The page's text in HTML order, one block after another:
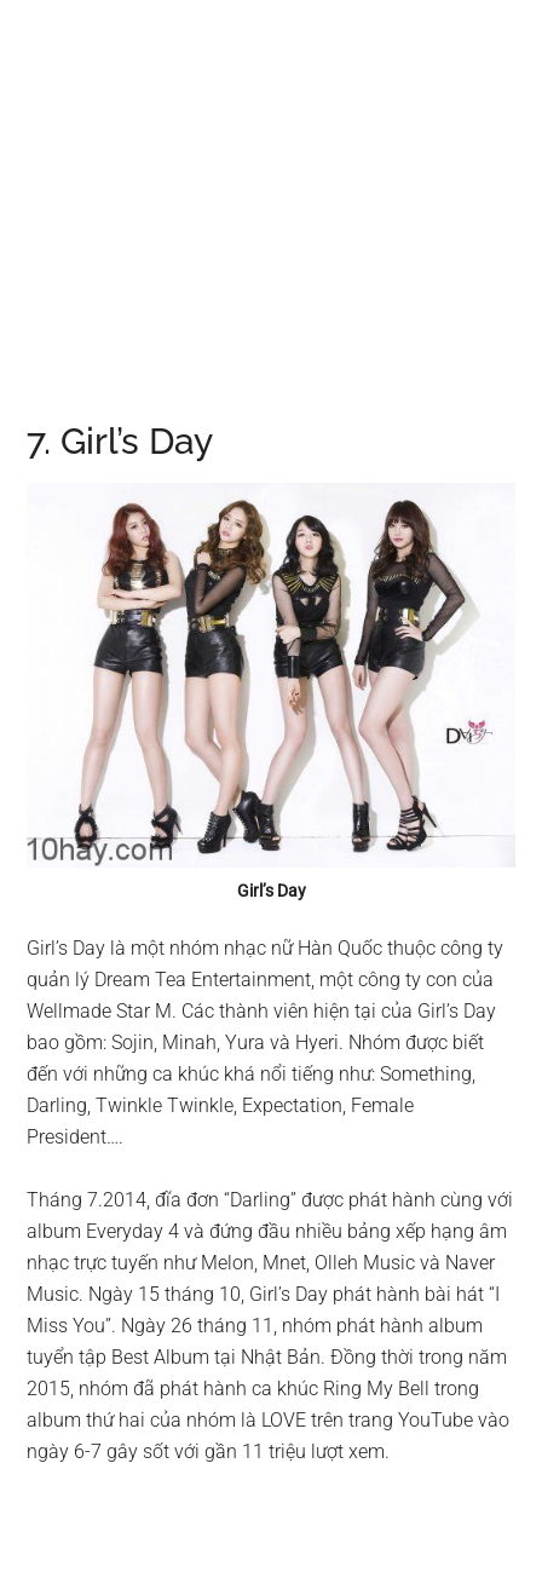
7. Girl’s Day
Girl’s Day
Girl’s Day là một nhóm nhạc nữ Hàn Quốc thuộc công ty
quản lý Dream Tea Entertainment, một công ty con của
Wellmade Star M. Các thành viên hiện tại của Girl’s Day
bao gồm: Sojin, Minah, Yura và Hyeri. Nhóm được biết
đến với những ca khúc khá nổi tiếng như: Something,
Darling, Twinkle Twinkle, Expectation, Female
President….
Tháng 7.2014, đĩa đơn “Darling” được phát hành cùng với
album Everyday 4 và đứng đầu nhiều bảng xếp hạng âm
nhạc trực tuyến như Melon, Mnet, Olleh Music và Naver
Music. Ngày 15 tháng 10, Girl’s Day phát hành bài hát “I
Miss You”. Ngày 26 tháng 11, nhóm phát hành album
tuyển tập Best Album tại Nhật Bản. Đồng thời trong năm
2015, nhóm đã phát hành ca khúc Ring My Bell trong
album thứ hai của nhóm là LOVE trên trang YouTube vào
ngày 6-7 gây sốt với gần 11 triệu lượt xem.